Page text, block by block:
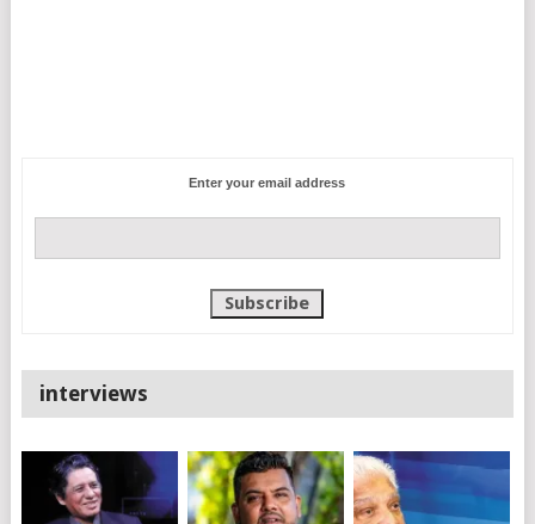
Enter your email address
interviews